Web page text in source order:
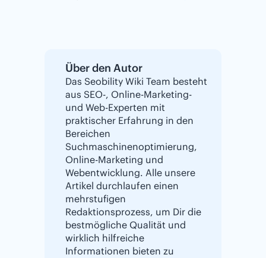
Über den Autor
Das Seobility Wiki Team besteht
aus SEO-, Online-Marketing-
und Web-Experten mit
praktischer Erfahrung in den
Bereichen
Suchmaschinenoptimierung,
Online-Marketing und
Webentwicklung. Alle unsere
Artikel durchlaufen einen
mehrstufigen
Redaktionsprozess, um Dir die
bestmögliche Qualität und
wirklich hilfreiche
Informationen bieten zu